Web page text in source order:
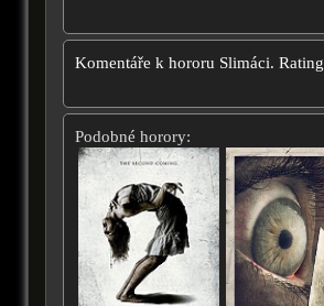
Komentáře k hororu Slimáci. Rating
Podobné horory: